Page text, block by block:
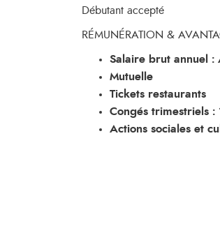
Débutant accepté
RÉMUNÉRATION &
Salaire brut annuel :
Mutuelle
Tickets restaurants
Congés trimestriels :
Actions sociales et